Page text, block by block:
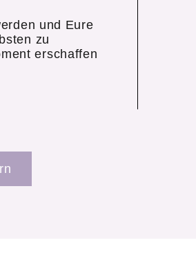
und Eure
zu
erschaffen